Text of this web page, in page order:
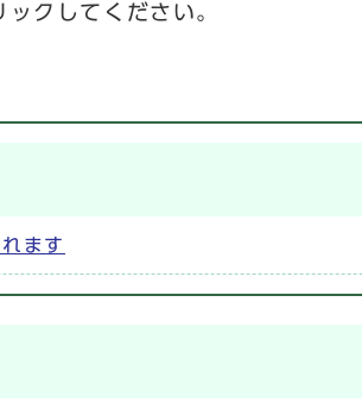
クしてください。
ます